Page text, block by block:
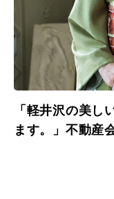
「軽井沢の美し
ます。」不動産